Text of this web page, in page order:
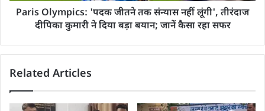
Paris Olympics: 'पदक जीतने तक संन्यास नहीं लूंगी', तीरंदाज
दीपिका कुमारी ने दिया बड़ा बयान; जानें कैसा रहा सफर
Related Articles